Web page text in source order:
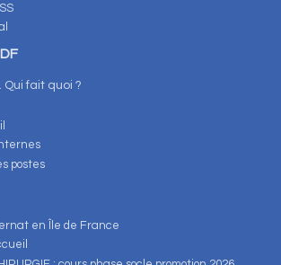
Qui fait quoi ?
postes
en Île de France